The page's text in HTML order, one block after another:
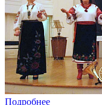
Подробнее